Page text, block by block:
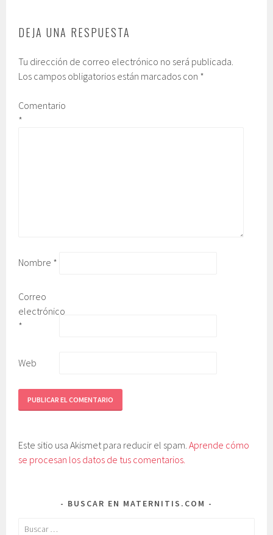
DEJA UNA RESPUESTA
Tu dirección de correo electrónico no será publicada.
Los campos obligatorios están marcados con *
Comentario
*
Nombre *
Correo
electrónico
*
Web
Este sitio usa Akismet para reducir el spam.Aprende cómo
se procesan los datos de tus comentarios.
BUSCAR EN MATERNITIS.COM
Buscar: